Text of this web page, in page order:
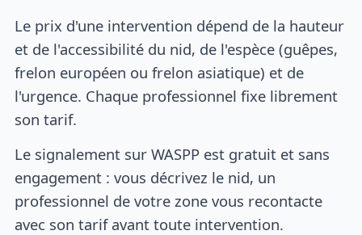
Le prix d'une intervention dépend de la hauteur
et de l'accessibilité du nid, de l'espèce (guêpes,
frelon européen ou frelon asiatique) et de
l'urgence. Chaque professionnel fixe librement
son tarif.
Le signalement sur WASPP est gratuit et sans
engagement : vous décrivez le nid, un
professionnel de votre zone vous recontacte
avec son tarif avant toute intervention.